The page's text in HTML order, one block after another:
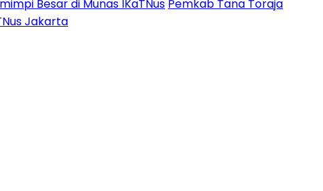
Besar di Munas IKaTNus Pemkab Tana Toraja
Jakarta